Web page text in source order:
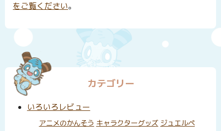
をご覧ください。
カテゴリー
いろいろレビュー
アニメのかんそう キャラクターグッズ ジュエルペ